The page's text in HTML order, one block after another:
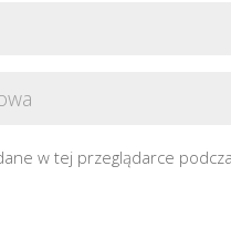
w tej przeglądarce